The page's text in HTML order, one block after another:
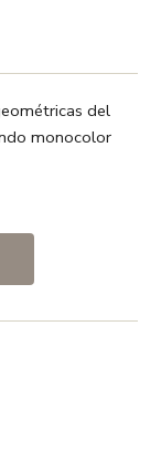
del
monocolor
, el uso de